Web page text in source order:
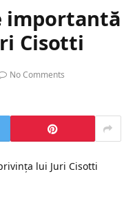
importantă
Cisotti
No Comments